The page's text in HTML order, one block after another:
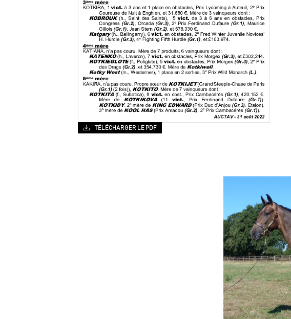
TÉLÉCHARGER LE PDF